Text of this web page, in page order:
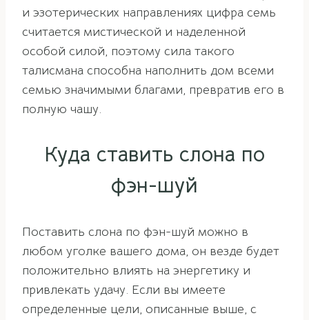
и эзотерических направлениях цифра семь
считается мистической и наделенной
особой силой, поэтому сила такого
талисмана способна наполнить дом всеми
семью значимыми благами, превратив его в
полную чашу.
Куда ставить слона по
фэн-шуй
Поставить слона по фэн-шуй можно в
любом уголке вашего дома, он везде будет
положительно влиять на энергетику и
привлекать удачу. Если вы имеете
определенные цели, описанные выше, с